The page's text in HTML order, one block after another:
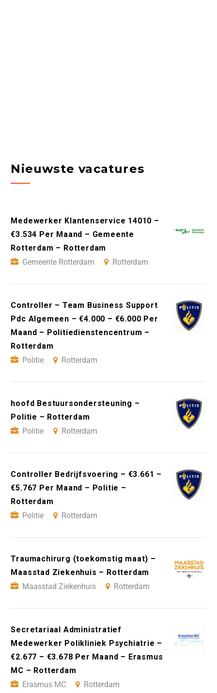
Nieuwste vacatures
Medewerker Klantenservice 14010 –
€3.534 Per Maand – Gemeente
Rotterdam – Rotterdam
Gemeente Rotterdam
Rotterdam
Controller – Team Business Support
Pdc Algemeen – €4.000 – €6.000 Per
Maand – Politiedienstencentrum –
Rotterdam
Politie
Rotterdam
hoofd Bestuursondersteuning –
Politie – Rotterdam
Politie
Rotterdam
Controller Bedrijfsvoering – €3.661 –
€5.767 Per Maand – Politie –
Rotterdam
Politie
Rotterdam
Traumachirurg (toekomstig maat) –
Maasstad Ziekenhuis – Rotterdam
Maasstad Ziekenhuis
Rotterdam
Secretariaal Administratief
Medewerker Polikliniek Psychiatrie –
€2.677 – €3.678 Per Maand – Erasmus
MC – Rotterdam
Erasmus MC
Rotterdam